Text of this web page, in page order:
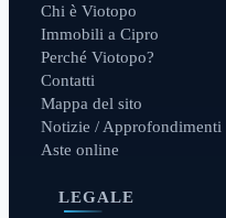
Chi è Viotopo
Immobili a Cipro
Perché Viotopo?
Contatti
Mappa del sito
Notizie / Approfondimenti
Aste online
LEGALE